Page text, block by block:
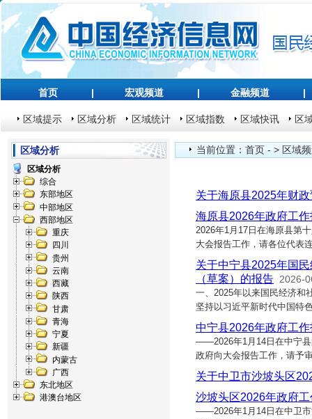
首页 | 宏观频道 | 金融频道 |
区域提示 区域分析 区域统计 区域指数 区域快讯 区
区域分析
区域分析
综合
东部地区
中部地区
西部地区
重庆
四川
贵州
云南
西藏
陕西
甘肃
青海
宁夏
新疆
内蒙古
广西
东北地区
港澳台地区
当前位置： 首页 - > 区域
关于海原县2025年财
海原县2026年政府工
2026年1月17日在海原县第
大会报告工作，请各位代表
关于中宁县2025年国
（草案）的报告 2026-
一、2025年以来国民经济和
坚持以习近平新时代中国特
中宁县2026年政府工
——2026年1月14日在中宁县
政府向大会报告工作，请予
关于中卫市沙坡头区
沙坡头区2026年政府
——2026年1月14日在中卫市